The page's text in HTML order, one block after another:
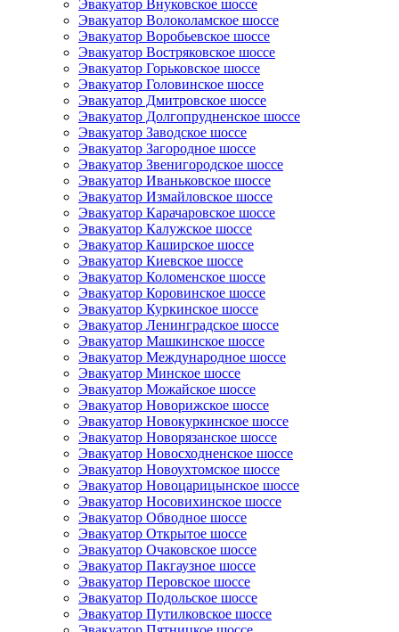
Эвакуатор Внуковское шоссе
Эвакуатор Волоколамское шоссе
Эвакуатор Воробьевское шоссе
Эвакуатор Востряковское шоссе
Эвакуатор Горьковское шоссе
Эвакуатор Головинское шоссе
Эвакуатор Дмитровское шоссе
Эвакуатор Долгопрудненское шоссе
Эвакуатор Заводское шоссе
Эвакуатор Загородное шоссе
Эвакуатор Звенигородское шоссе
Эвакуатор Иваньковское шоссе
Эвакуатор Измайловское шоссе
Эвакуатор Карачаровское шоссе
Эвакуатор Калужское шоссе
Эвакуатор Каширское шоссе
Эвакуатор Киевское шоссе
Эвакуатор Коломенское шоссе
Эвакуатор Коровинское шоссе
Эвакуатор Куркинское шоссе
Эвакуатор Ленинградское шоссе
Эвакуатор Машкинское шоссе
Эвакуатор Международное шоссе
Эвакуатор Минское шоссе
Эвакуатор Можайское шоссе
Эвакуатор Новорижское шоссе
Эвакуатор Новокуркинское шоссе
Эвакуатор Новорязанское шоссе
Эвакуатор Новосходненское шоссе
Эвакуатор Новоухтомское шоссе
Эвакуатор Новоцарицынское шоссе
Эвакуатор Носовихинское шоссе
Эвакуатор Обводное шоссе
Эвакуатор Открытое шоссе
Эвакуатор Очаковское шоссе
Эвакуатор Пакгаузное шоссе
Эвакуатор Перовское шоссе
Эвакуатор Подольское шоссе
Эвакуатор Путилковское шоссе